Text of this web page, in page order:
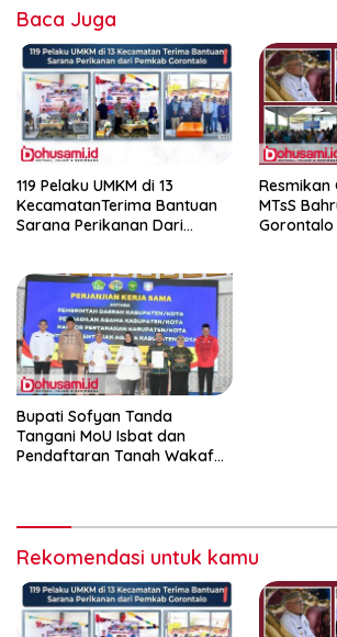
Baca Juga
119 Pelaku UMKM di 13
KecamatanTerima Bantuan
Sarana Perikanan Dari
Resmikan
MTsS
Bupati Sofyan Tanda
Tangani MoU Isbat dan
Pendaftaran Tanah Wakaf
Rekomendasi untuk kamu